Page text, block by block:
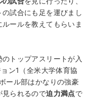
？
試合にも足を運びまし
ールを教えてもらいま
トップアスリートが入
ン1（全米大学体育協
ール部はかなりの強豪
見られるので迫力満点で